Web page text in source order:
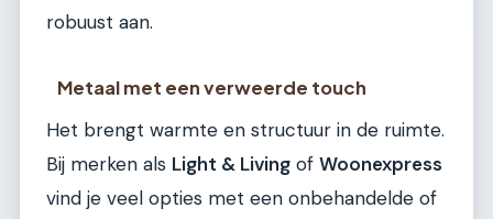
robuust aan.
Metaal met een verweerde touch
Het brengt warmte en structuur in de ruimte.
Bij merken als Light & Living of Woonexpress
vind je veel opties met een onbehandelde of